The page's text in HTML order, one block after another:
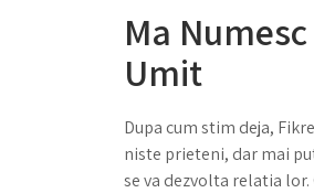
Ma
Umit
Dupa cum stim deja,
niste prieteni, dar mai
se va dezvolta relatia